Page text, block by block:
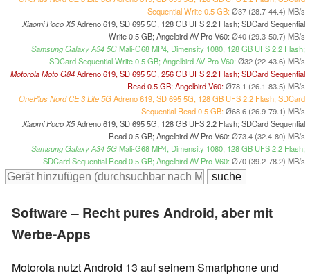
Sequential Write 0.5 GB:Ø37 (28.7-44.4) MB/s
Xiaomi Poco X5Adreno 619, SD 695 5G, 128 GB UFS 2.2 Flash; SDCard Sequential
Write 0.5 GB; Angelbird AV Pro V60: Ø40 (29.3-50.7) MB/s
Samsung Galaxy A34 5GMali-G68 MP4, Dimensity 1080, 128 GB UFS 2.2 Flash;
SDCard Sequential Write 0.5 GB; Angelbird AV Pro V60: Ø32 (22-43.6) MB/s
Motorola Moto G84Adreno 619, SD 695 5G, 256 GB UFS 2.2 Flash; SDCard Sequential
Read 0.5 GB; Angelbird V60:Ø78.1 (26.1-83.5) MB/s
OnePlus Nord CE 3 Lite 5GAdreno 619, SD 695 5G, 128 GB UFS 2.2 Flash; SDCard
Sequential Read 0.5 GB:Ø68.6 (26.9-79.1) MB/s
Xiaomi Poco X5Adreno 619, SD 695 5G, 128 GB UFS 2.2 Flash; SDCard Sequential
Read 0.5 GB; Angelbird AV Pro V60: Ø73.4 (32.4-80) MB/s
Samsung Galaxy A34 5GMali-G68 MP4, Dimensity 1080, 128 GB UFS 2.2 Flash;
SDCard Sequential Read 0.5 GB; Angelbird AV Pro V60: Ø70 (39.2-78.2) MB/s
Software – Recht pures Android, aber mit
Werbe-Apps
Motorola nutzt Android 13 auf seinem Smartphone und